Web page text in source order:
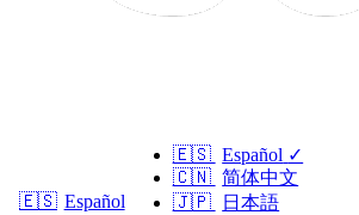
🇪🇸 Español
🇪🇸 Español ✓
🇨🇳 简体中文
🇯🇵
日本語